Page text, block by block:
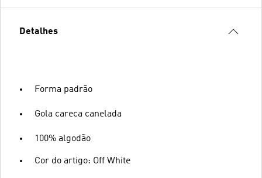
Detalhes
Forma padrão
Gola careca canelada
100% algodão
Cor do artigo: Off White